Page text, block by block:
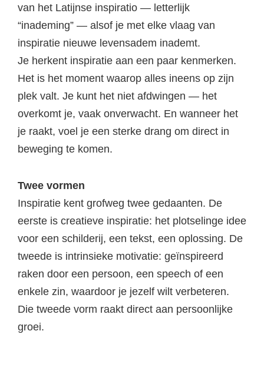
van het Latijnse inspiratio — letterlijk
“inademing” — alsof je met elke vlaag van
inspiratie nieuwe levensadem inademt.
Je herkent inspiratie aan een paar kenmerken.
Het is het moment waarop alles ineens op zijn
plek valt. Je kunt het niet afdwingen — het
overkomt je, vaak onverwacht. En wanneer het
je raakt, voel je een sterke drang om direct in
beweging te komen.
Twee vormen
Inspiratie kent grofweg twee gedaanten. De
eerste is creatieve inspiratie: het plotselinge idee
voor een schilderij, een tekst, een oplossing. De
tweede is intrinsieke motivatie: geïnspireerd
raken door een persoon, een speech of een
enkele zin, waardoor je jezelf wilt verbeteren.
Die tweede vorm raakt direct aan persoonlijke
groei.